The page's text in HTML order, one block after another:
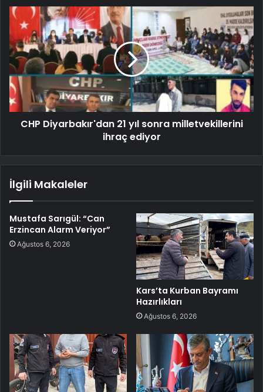
CHP Diyarbakır'dan 21 yıl sonra milletvekillerini
ihraç ediyor
İlgili Makaleler
Mustafa Sarıgül: “Can
Erzincan Alarm Veriyor”
Ağustos 6, 2026
Kars’ta Kurban Bayramı
Hazırlıkları
Ağustos 6, 2026